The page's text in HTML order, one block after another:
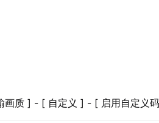
质 ] - [ 自定义 ] - [ 启用自定义码